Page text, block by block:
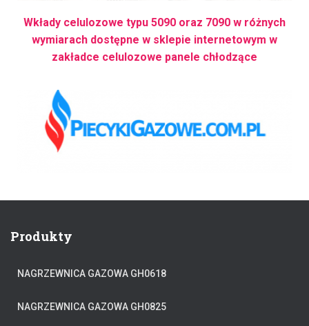
Wkłady celulozowe typu 5090 oraz 7090 w różnych
wymiarach dostępne w sklepie internetowym w
zakładce celulozowe panele chłodzące
Produkty
NAGRZEWNICA GAZOWA GH0618
NAGRZEWNICA GAZOWA GH0825